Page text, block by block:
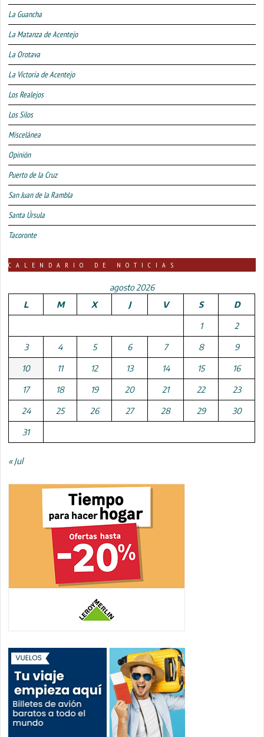
La Guancha
La Matanza de Acentejo
La Orotava
La Victoria de Acentejo
Los Realejos
Los Silos
Miscelánea
Opinión
Puerto de la Cruz
San Juan de la Rambla
Santa Úrsula
Tacoronte
CALENDARIO DE NOTICIAS
agosto 2026
L
M X J V S D
1 2
3 4 5 6 7 8 9
10 11 12 13 14 15 16
17 18 19 20 21 22 23
24 25 26 27 28 29 30
31
« Jul